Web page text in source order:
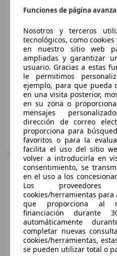
11/2023 40.000 km
4WD
MOTORCENTER ALZIRA
ES-46600 ALZIRA
07/2020 99.738 km
Funciones de página
Nosotros y terceros
tecnológicos, como
en nuestro sitio web
ampliadas y garantizar
usuario. Gracias a estas
le permitimos
ejemplo, para que pueda
en una visita posterior,
en su zona o
mensajes
dirección de correo
proporciona para
favoritos o para la
facilita el uso del sitio
volver a introducirla en
consentimiento, se
en el uso a los
Los
cookies/herramientas
que proporciona al
financiación durante
automáticamente
completar nuevas
cookies/herramientas,
se pueden utilizar total o